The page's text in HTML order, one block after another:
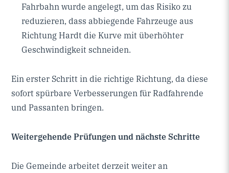
Fahrbahn wurde angelegt, um das Risiko zu
reduzieren, dass abbiegende Fahrzeuge aus
Richtung Hardt die Kurve mit überhöhter
Geschwindigkeit schneiden.
Ein erster Schritt in die richtige Richtung, da diese
sofort spürbare Verbesserungen für Radfahrende
und Passanten bringen.
Weitergehende Prüfungen und nächste Schritte
Die Gemeinde arbeitet derzeit weiter an